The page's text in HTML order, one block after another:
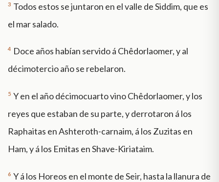
3 Todos estos se juntaron en el valle de Siddim, que es
el mar salado.
4 Doce años habían servido á Chêdorlaomer, y al
décimotercio año se rebelaron.
5 Y en el año décimocuarto vino Chêdorlaomer, y los
reyes que estaban de su parte, y derrotaron á los
Raphaitas en Ashteroth-carnaim, á los Zuzitas en
Ham, y á los Emitas en Shave-Kiriataim.
6 Y á los Horeos en el monte de Seir, hasta la llanura de